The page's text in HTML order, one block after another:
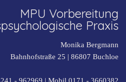
MPU Vorbereitung
Praxis
Monika Bergmann
Bahnhofstraße 25 | 86807 Buchloe